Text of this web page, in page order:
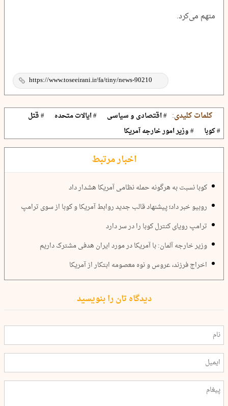
متهم می‌کرد.
کلمات کلیدی: # اقتصادی و سیاسی # ایالات متحده
# قتل
# کوبا
# وزیر امور خارجه آمریکا
اخبار مرتبط
کوبا نسبت به هرگونه حمله نظامی آمریکا هشدار داد
روبیو خبر داد؛ پیشنهاد قالب جدید روابط آمریکا و کوبا از سوی ترامپ
ترامپ رویای کنترل کوبا را در سر دارد
وزیر خارجه آلمان: با آمریکا در مورد ایران هدفی مشترک داریم
اخراج فرزند، عروس و نوه معصومه ابتکار از آمریکا
دیدگاه تان را بنویسید